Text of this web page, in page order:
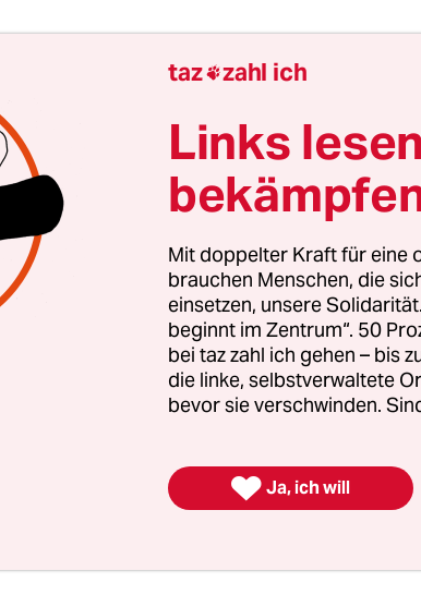
Urteil ist so absurd, dass es an schrägen
Da hat eine Richterin in New York
IT-Unternehmen Nutzerdaten von einem
die US-Strafverfolgungsbehörden
also den Machtbereich der
im Netz ist voll Häme und Spott:
auf die Daten von dort produzierten
in dem der Anbieter sitzt, der die
taz zahl ich
Links
Mit doppelter Kraft für eine
brauchen Menschen, die
einsetzen, unsere
beginnt im Zentrum“. 50
bei taz zahl ich gehen – bis
die linke, selbstverwaltete
bevor sie verschwinden.
 Ja, ich will